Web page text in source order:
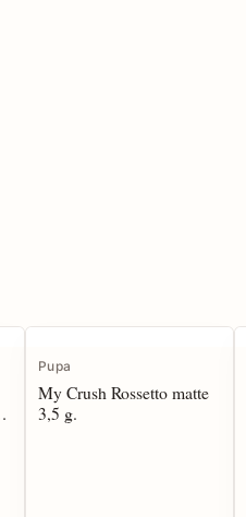
Pupa
My Crush Rossetto matte
3,5 g.